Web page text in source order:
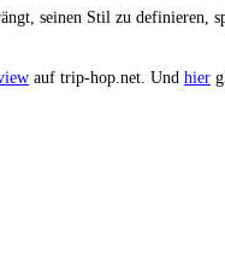
sei­nen Stil zu defi­nie­ren,
auf trip-hop.net. Und hier